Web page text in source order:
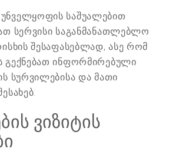
საშუალებით
სერვისი საგანმანათლებლო
შესაფასებლად, ასე რომ
გექნებათ ინფორმირებული
სურვილებისა და მათი
ვიზიტის